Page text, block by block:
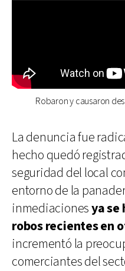
Robaron y causaron
La denuncia fue
hecho quedó
seguridad del local
entorno de la
inmediacionesya se
robos recientes en
incrementó la
comerciantes del